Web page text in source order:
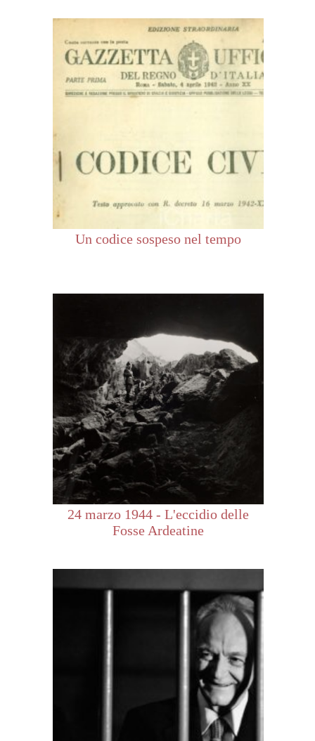
Un codice sospeso nel tempo
24 marzo 1944 - L'eccidio delle
Fosse Ardeatine